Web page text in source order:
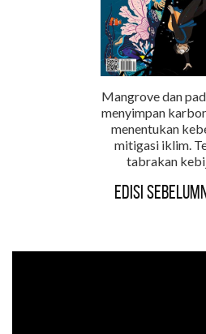
Mangrove dan
menyimpan
menentukan
mitigasi iklim.
tabrakan
Edisi